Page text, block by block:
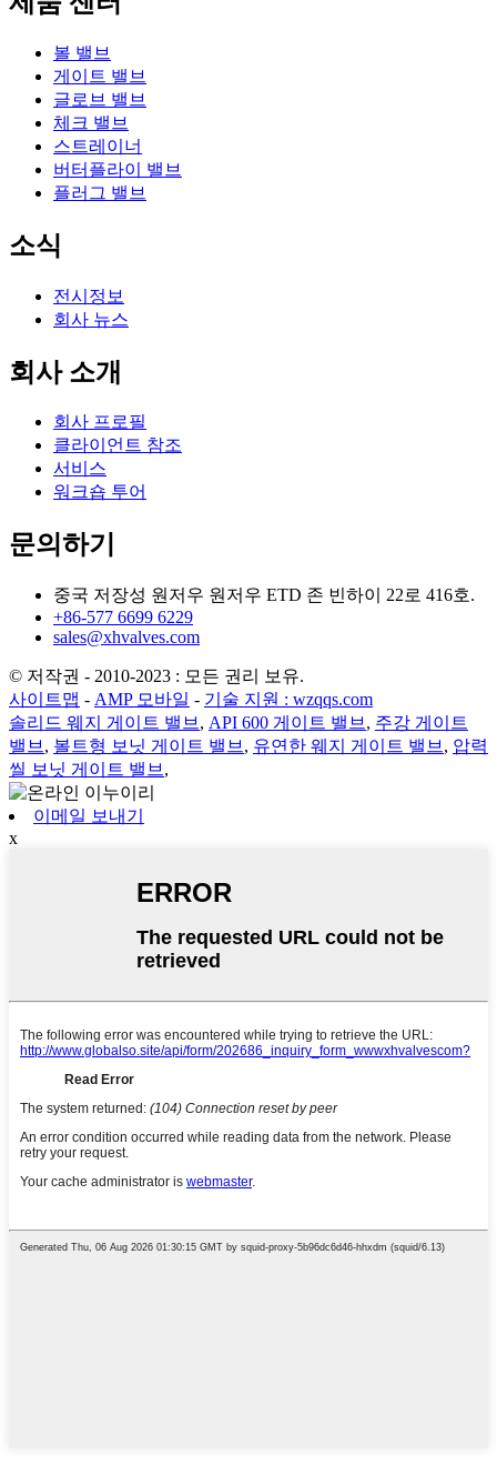
볼 밸브
게이트 밸브
글로브 밸브
체크 밸브
스트레이너
버터플라이 밸브
플러그 밸브
소식
전시정보
회사 뉴스
회사 소개
회사 프로필
클라이언트 참조
서비스
워크숍 투어
문의하기
중국 저장성 원저우 원저우 ETD 존 빈하이 22로 416호.
+86-577 6699 6229
sales@xhvalves.com
© 저작권 - 2010-2023 : 모든 권리 보유.
사이트맵 - AMP 모바일 - 기술 지원 : wzqqs.com
솔리드 웨지 게이트 밸브 , API 600 게이트 밸브 , 주강 게이트
밸브 , 볼트형 보닛 게이트 밸브 , 유연한 웨지 게이트 밸브 , 압력
씰 보닛 게이트 밸브 ,
이메일 보내기
x